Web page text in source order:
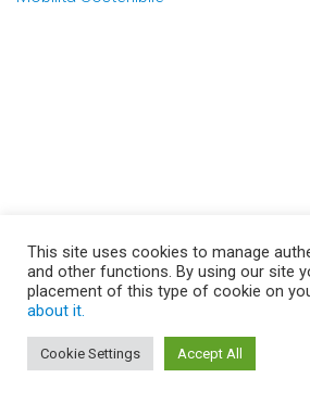
PRIVACY
This site uses cookies to manage
and other functions. By using our site
placement of this type of cookie on
about it.
Cookie Settings Accept All